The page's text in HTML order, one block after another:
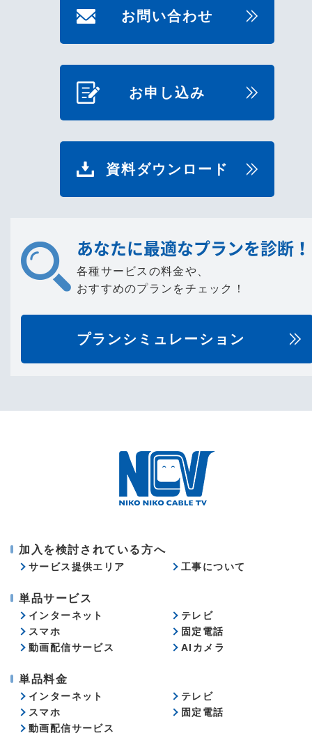
お問い合わせ
お申し込み
資料ダウンロード
あなたに最適なプランを診断！
各種サービスの料金や、
おすすめのプランをチェック！
プランシミュレーション
加入を検討されている方へ
サービス提供エリア 工事について
単品サービス
インターネット
テレビ
スマホ
固定電話
動画配信サービス
AIカメラ
単品料金
インターネット
テレビ
スマホ
固定電話
動画配信サービス